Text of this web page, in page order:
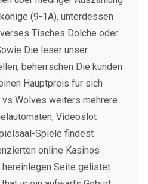
(9-1A), unterdessen
Tisches Dolche oder
Die leser unser
beherrschen Die kunden
Hauptpreis fur sich
Wolves weiters mehrere
Videoslot
Spiele findest
online Kasinos
Seite gelistet